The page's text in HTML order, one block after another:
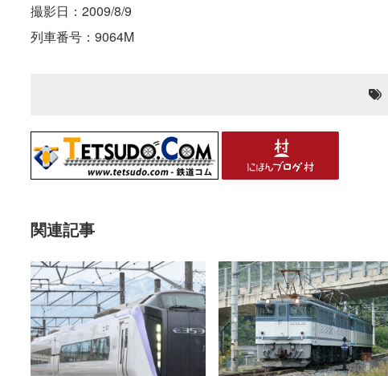
撮影日：2009/8/9
列車番号：9064M
関連記事